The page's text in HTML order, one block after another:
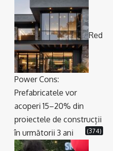
Red
Power Cons:
Prefabricatele vor
acoperi 15–20% din
proiectele de construcții
în următorii 3 ani
(374)